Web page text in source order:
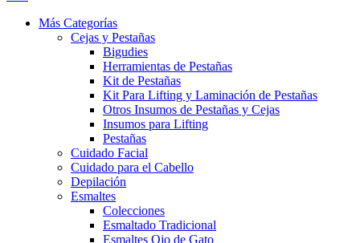
Más Categorías
Cejas y Pestañas
Bigudies
Herramientas de Pestañas
Kit de Pestañas
Kit Para Lifting y Laminación de Pestañas
Otros Insumos de Pestañas y Cejas
Insumos para Lifting
Pestañas
Cuidado Facial
Cuidado para el Cabello
Depilación
Esmaltes
Colecciones
Esmaltado Tradicional
Esmaltes Ojo de Gato